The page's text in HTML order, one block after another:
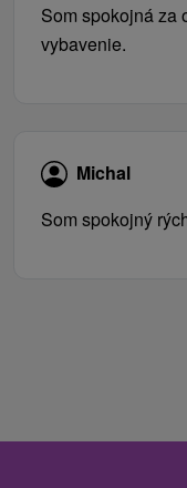
Som spokojná za
vybavenie.
Michal
Som spokojný